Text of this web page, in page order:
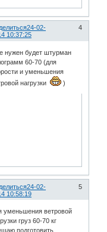
4
24-02-
10:37:25
нужен будет штурман
60-70 (для
и уменьшения
нагрузки
)
5
24-02-
10:58:19
уменьшения ветровой
груз 60-70 кг
подготовить